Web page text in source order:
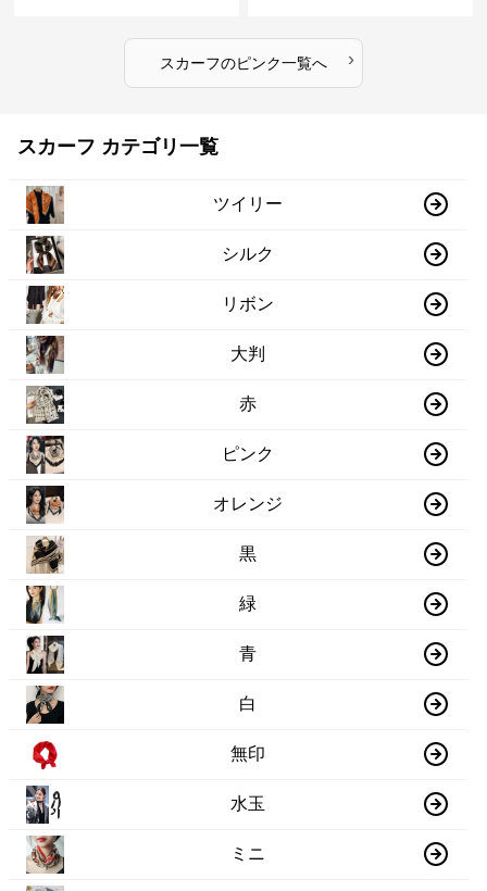
スカーフのピンク一覧へ ›
スカーフ カテゴリ一覧
ツイリー
シルク
リボン
大判
赤
ピンク
オレンジ
黒
緑
青
白
無印
水玉
ミニ